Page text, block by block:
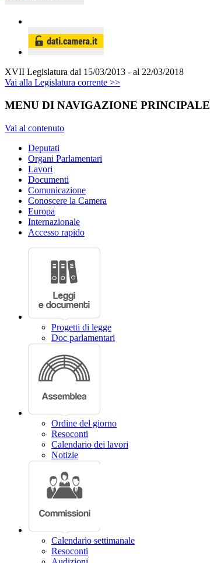
XVII Legislatura dal 15/03/2013 - al 22/03/2018
Vai alla Legislatura corrente >>
MENU DI NAVIGAZIONE PRINCIPALE
Vai al contenuto
Deputati
Organi Parlamentari
Lavori
Documenti
Comunicazione
Conoscere la Camera
Europa
Internazionale
Accesso rapido
Progetti di legge
Doc parlamentari
Ordine del giorno
Resoconti
Calendario dei lavori
Notizie
Calendario settimanale
Resoconti